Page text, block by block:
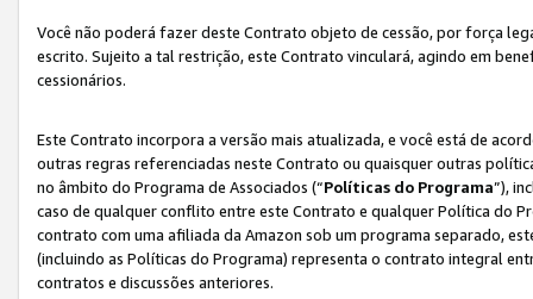
Você não poderá fazer deste Contrato objeto de cessão, por força
escrito. Sujeito a tal restrição, este Contrato vinculará, agindo em
cessionários.
Este Contrato incorpora a versão mais atualizada, e você está de
outras regras referenciadas neste Contrato ou quaisquer outras
no âmbito do Programa de Associados (“Políticas do Programa”),
caso de qualquer conflito entre este Contrato e qualquer Política do
contrato com uma afiliada da Amazon sob um programa separado,
(incluindo as Políticas do Programa) representa o contrato integral
contratos e discussões anteriores.